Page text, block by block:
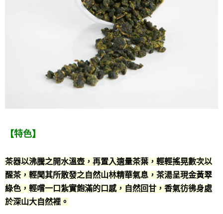
【特色】
茶器以沸騰之開水溫壺，再置入適量茶葉，輕輕搖晃數次以
醒茶，輕聞其所散發之自然山林精華氣息，茶湯呈現金黃翠
綠色，輕嚐一口紮實飽滿的口感，自然回甘，香氣彷彿身處
於深山大自然裡。